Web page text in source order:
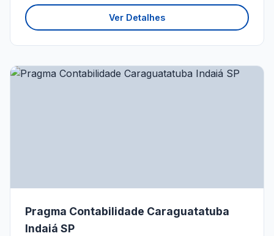
Ver Detalhes
Pragma Contabilidade Caraguatatuba
Indaiá SP